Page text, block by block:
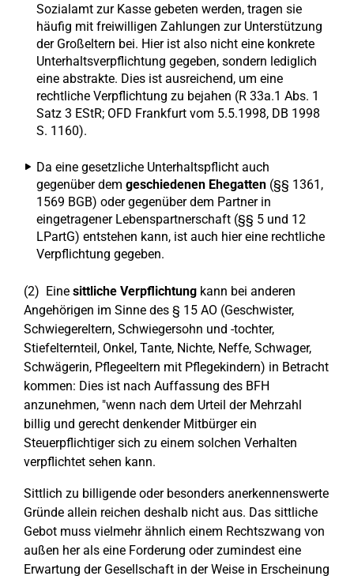
Sozialamt zur Kasse gebeten werden, tragen sie
häufig mit freiwilligen Zahlungen zur Unterstützung
der Großeltern bei. Hier ist also nicht eine konkrete
Unterhaltsverpflichtung gegeben, sondern lediglich
eine abstrakte. Dies ist ausreichend, um eine
rechtliche Verpflichtung zu bejahen (R 33a.1 Abs. 1
Satz 3 EStR; OFD Frankfurt vom 5.5.1998, DB 1998
S. 1160).
Da eine gesetzliche Unterhaltspflicht auch
gegenüber dem geschiedenen Ehegatten (§§ 1361,
1569 BGB) oder gegenüber dem Partner in
eingetragener Lebenspartnerschaft (§§ 5 und 12
LPartG) entstehen kann, ist auch hier eine rechtliche
Verpflichtung gegeben.
(2) Eine sittliche Verpflichtung kann bei anderen
Angehörigen im Sinne des § 15 AO (Geschwister,
Schwiegereltern, Schwiegersohn und -tochter,
Stiefelternteil, Onkel, Tante, Nichte, Neffe, Schwager,
Schwägerin, Pflegeeltern mit Pflegekindern) in Betracht
kommen: Dies ist nach Auffassung des BFH
anzunehmen, "wenn nach dem Urteil der Mehrzahl
billig und gerecht denkender Mitbürger ein
Steuerpflichtiger sich zu einem solchen Verhalten
verpflichtet sehen kann.
Sittlich zu billigende oder besonders anerkennenswerte
Gründe allein reichen deshalb nicht aus. Das sittliche
Gebot muss vielmehr ähnlich einem Rechtszwang von
außen her als eine Forderung oder zumindest eine
Erwartung der Gesellschaft in der Weise in Erscheinung